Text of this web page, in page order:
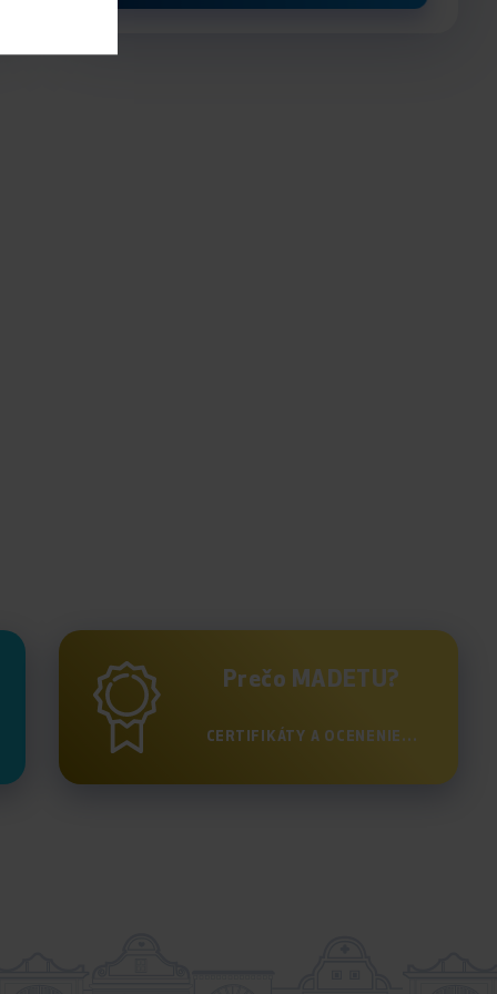
Prečo MADETU?
CERTIFIKÁTY A OCENENIE...